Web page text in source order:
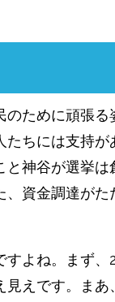
のために頑張る
ちには支持が
と神谷が選挙は
資金調達がた
すよね。まず、
えです。まあ